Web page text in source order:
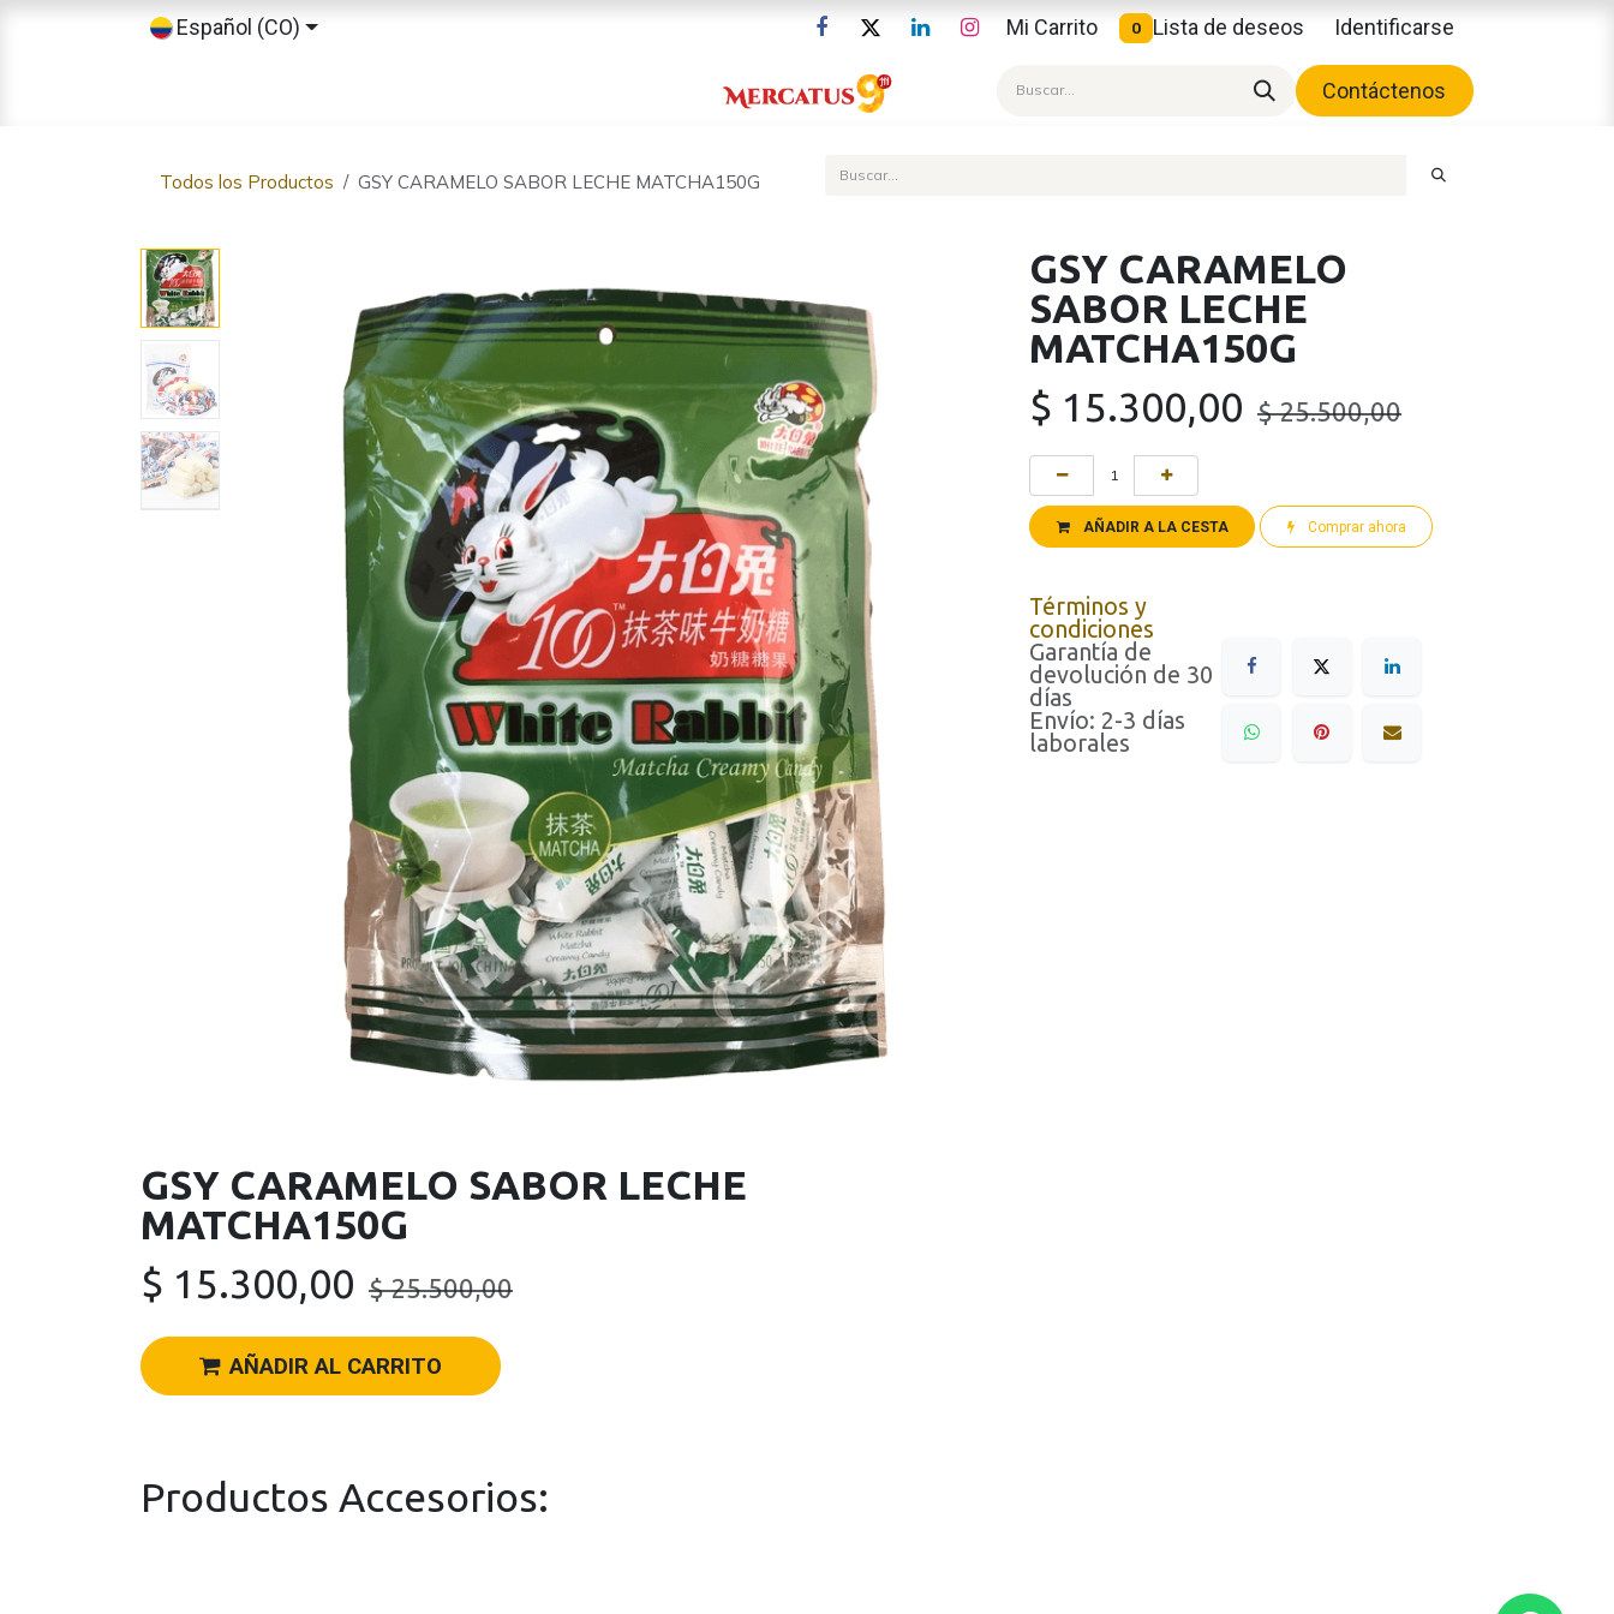
Español (CO) Mi Carrito 0 Lista de deseos Identificarse
Contáctenos
Todos los Productos GSY CARAMELO SABOR LECHE MATCHA150G
GSY CARAMELO
SABOR LECHE
MATCHA150G
$ 15.300,00 $25.500,00
AÑADIR A LA CESTA Comprar ahora
Términos y
condiciones
Garantía de
devolución de 30
días
Envío: 2-3 días
laborales
GSY CARAMELO SABOR LECHE
MATCHA150G
$ 15.300,00 $25.500,00
AÑADIR AL CARRITO
Productos Accesorios: